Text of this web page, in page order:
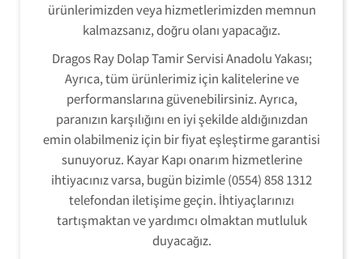
ürünlerimizden veya hizmetlerimizden memnun
kalmazsanız, doğru olanı yapacağız.
Dragos Ray Dolap Tamir Servisi Anadolu Yakası;
Ayrıca, tüm ürünlerimiz için kalitelerine ve
performanslarına güvenebilirsiniz. Ayrıca,
paranızın karşılığını en iyi şekilde aldığınızdan
emin olabilmeniz için bir fiyat eşleştirme garantisi
sunuyoruz. Kayar Kapı onarım hizmetlerine
ihtiyacınız varsa, bugün bizimle (0554) 858 1312
telefondan iletişime geçin. İhtiyaçlarınızı
tartışmaktan ve yardımcı olmaktan mutluluk
duyacağız.